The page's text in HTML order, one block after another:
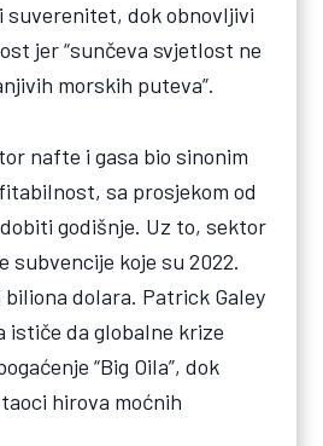
suverenitet, dok obnovljivi
jer “sunčeva svjetlost ne
morskih puteva”.
nafte i gasa bio sinonim
sa prosjekom od
godišnje. Uz to, sektor
subvencije koje su 2022.
biliona dolara. Patrick Galey
ističe da globalne krize
“Big Oila”, dok
hirova moćnih